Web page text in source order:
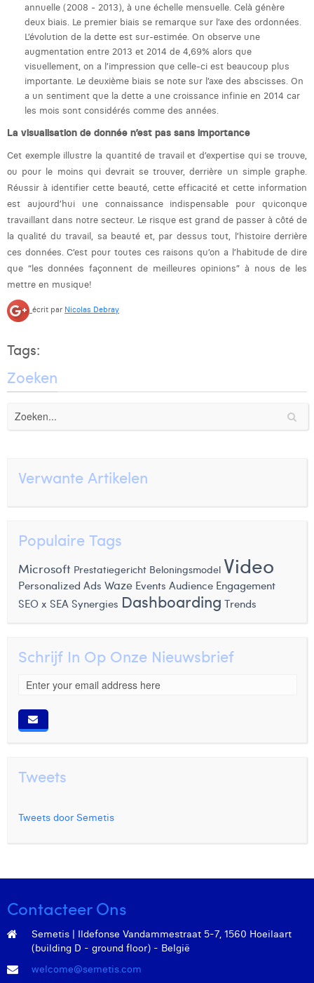
annuelle (2008 - 2013), à une échelle mensuelle. Celà génère
deux biais. Le premier biais se remarque sur l’axe des ordonnées.
L’évolution de la dette est sur-estimée. On observe une
augmentation entre 2013 et 2014 de 4,69% alors que
visuellement, on a l’impression que celle-ci est beaucoup plus
importante. Le deuxième biais se note sur l’axe des abscisses. On
a un sentiment que la dette a une croissance infinie en 2014 car
les mois sont considérés comme des années.
La visualisation de donnée n’est pas sans importance
Cet exemple illustre la quantité de travail et d’expertise qui se trouve,
ou pour le moins qui devrait se trouver, derrière un simple graphe.
Réussir à identifier cette beauté, cette efficacité et cette information
est aujourd’hui une connaissance indispensable pour quiconque
travaillant dans notre secteur. Le risque est grand de passer à côté de
la qualité du travail, sa beauté et, par dessus tout, l’histoire derrière
ces données. C’est pour toutes ces raisons qu’on a l’habitude de dire
que “les données façonnent de meilleures opinions” à nous de les
mettre en musique!
écrit par Nicolas Debray
Tags:
Zoeken
Verwante Artikelen
Populaire Tags
Microsoft Prestatiegericht Beloningsmodel Video
Personalized Ads Waze Events Audience Engagement
SEO x SEA Synergies Dashboarding Trends
Schrijf In Op Onze Nieuwsbrief
Tweets
Tweets door Semetis
Contacteer Ons
Semetis | Ildefonse Vandammestraat 5-7, 1560 Hoeilaart
(building D - ground floor) - België
welcome@semetis.com